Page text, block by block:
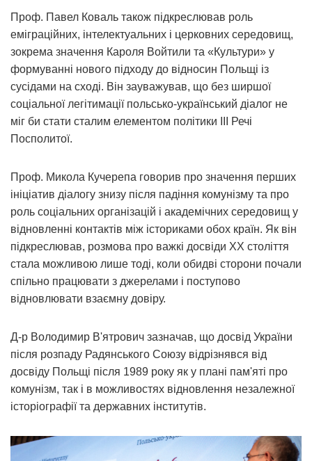
Проф. Павел Коваль також підкреслював роль
еміграційних, інтелектуальних і церковних середовищ,
зокрема значення Кароля Войтили та «Культури» у
формуванні нового підходу до відносин Польщі із
сусідами на сході. Він зауважував, що без ширшої
соціальної легітимації польсько-український діалог не
міг би стати сталим елементом політики III Речі
Посполитої.
Проф. Микола Кучерепа говорив про значення перших
ініціатив діалогу знизу після падіння комунізму та про
роль соціальних організацій і академічних середовищ у
відновленні контактів між істориками обох країн. Як він
підкреслював, розмова про важкі досвіди XX століття
стала можливою лише тоді, коли обидві сторони почали
спільно працювати з джерелами і поступово
відновлювати взаємну довіру.
Д-р Володимир В'ятрович зазначав, що досвід України
після розпаду Радянського Союзу відрізнявся від
досвіду Польщі після 1989 року як у плані пам'яті про
комунізм, так і в можливостях відновлення незалежної
історіографії та державних інститутів.